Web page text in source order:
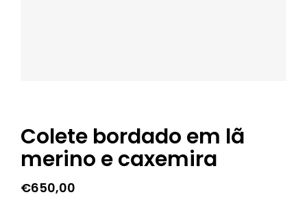
Colete bordado em lã
merino e caxemira
€650,00